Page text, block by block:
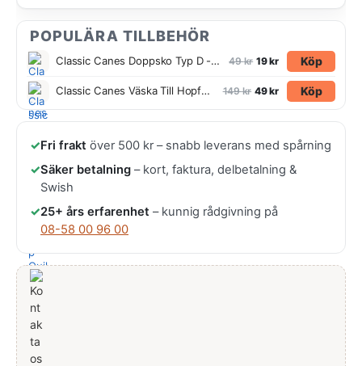
POPULÄRA TILLBEHÖR
Classic Canes Doppsko Typ D - 16 mm 49kr 19kr Köp
Classic Canes Väska Till Hopfällbar Käpp Quiltad Svart 149kr 49kr Köp
✓Fri frakt över 500 kr – snabb leverans med spårning
✓Säker betalning – kort, faktura, delbetalning &
Swish
✓25+ års erfarenhet – kunnig rådgivning på
08-58 00 96 00